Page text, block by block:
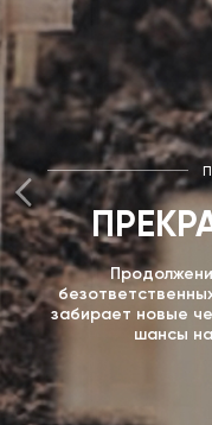
забирает новые
шансы